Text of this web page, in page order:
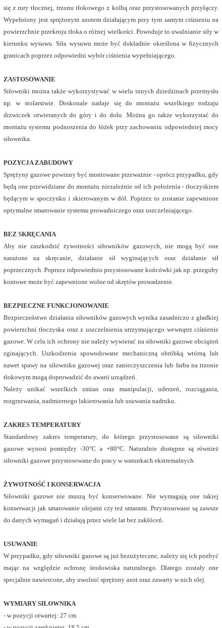
się z rury tłocznej, trzonu tłokowego z kolbą oraz przystosowanych przyłączy.
Wypełniony jest sprężonym azotem działającym przy tym samym ciśnieniu na
powierzchnie przekroju tłoka o różnej wielkości. Powoduje to uwalnianie siły w
kierunku wysuwu. Siła wysuwu może być dokładnie określona w fizycznych
granicach poprzez odpowiedni wybór ciśnienia wypełniającego.
ZASTOSOWANIE
Siłowniki można także wykorzystywać w wielu innych dziedzinach przemysłu
np. w stolarstwie. Doskonale nadaje się do montażu wszelkiego rodzaju
drzwiczek otwieranych do góry i do dołu. Można go także wykorzystać do
montażu systemu podnoszenia do łóżek przy zachowaniu odpowiedniej mocy
siłownika.
POZYCJA ZABUDOWY
Sprężyny gazowe powinny być montowane przeważnie - oprócz przypadku, gdy
będą one przewidziane do montażu niezależnie od ich położenia - tłoczyskiem
będącym w spoczynku i skierowanym w dół. Poprzez to zostanie zapewnione
optymalne smarowanie systemu prowadniczego oraz uszczelniającego.
BEZ SKRĘCANIA
Aby nie zaszkodzić żywotności siłowników gazowych, nie mogą być one
narażone na skręcanie, działanie sił wyginających oraz działanie sił
poprzecznych. Poprzez odpowiednio przystosowane końcówki jak np. przeguby
kontowe może być zapewnione wolne od skrętów prowadzenie.
BEZPIECZNE FUNKCJONOWANIE
Bezpieczeństwo działania siłowników gazowych wynika zasadniczo z gładkiej
powierzchni tłoczyska oraz z uszczelnienia utrzymującego wewnątrz ciśnienie
gazowe. W celu ich ochrony nie należy wywierać na siłowniki gazowe obciążeń
zginających. Uszkodzenia spowodowane mechaniczną obróbką wtórną lub
nawet spawy na siłowniku gazowej oraz zanieczyszczenia lub farba na trzonie
tłokowym mogą doprowadzić do awarii urządzeń.
Należy unikać wszelkich zmian oraz manipulacji, uderzeń, rozciągania,
rozgrzewania, nadmiernego lakierowania lub usuwania nadruku.
ZAKRES TEMPERATURY
Standardowy zakres temperatury, do którego przystosowane są siłowniki
gazowe wynosi pomiędzy -30°C a +80°C. Naturalnie dostępne są również
siłowniki gazowe przystosowane do pracy w warunkach ekstremalnych.
ŻYWOTNOŚĆ I KONSERWACJA
Siłowniki gazowe nie muszą być konserwowane. Nie wymagają one takiej
konserwacji jak smarowanie olejami czy też smarami. Przystosowane są zawsze
do danych wymagań i działają przez wiele lat bez zakłóceń.
USUWANIE
W przypadku, gdy siłowniki gazowe są już bezużyteczne, należy się ich pozbyć
mając na względzie ochronę środowiska naturalnego. Dlatego zostały one
specjalnie nawiercone, aby uwolnić sprężony azot oraz zawarty w nich olej.
WYMIARY SIŁOWNIKA
- w pozycji otwartej: 27 cm